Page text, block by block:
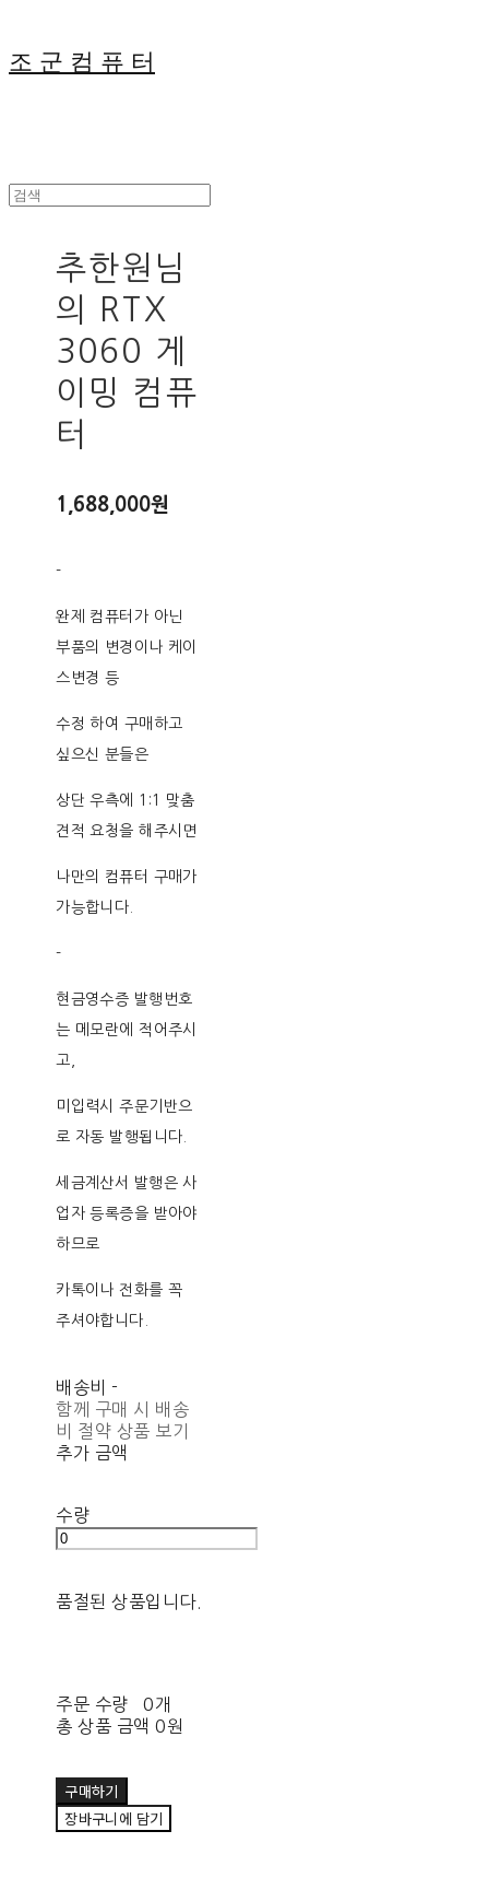
조 군 컴 퓨 터
추한원님
의 RTX
3060 게
이밍 컴퓨
터
1,688,000원
-
완제 컴퓨터가 아닌
부품의 변경이나 케이
스변경 등
수정 하여 구매하고
싶으신 분들은
상단 우측에 1:1 맞춤
견적 요청을 해주시면
나만의 컴퓨터 구매가
가능합니다.
-
현금영수증 발행번호
는 메모란에 적어주시
고,
미입력시 주문기반으
로 자동 발행됩니다.
세금계산서 발행은 사
업자 등록증을 받아야
하므로
카톡이나 전화를 꼭
주셔야합니다.
배송비 -
함께 구매 시 배송
비 절약 상품 보기
추가 금액
수량
품절된 상품입니다.
주문 수량
0개
총 상품 금액 0원
구매하기
장바구니에 담기